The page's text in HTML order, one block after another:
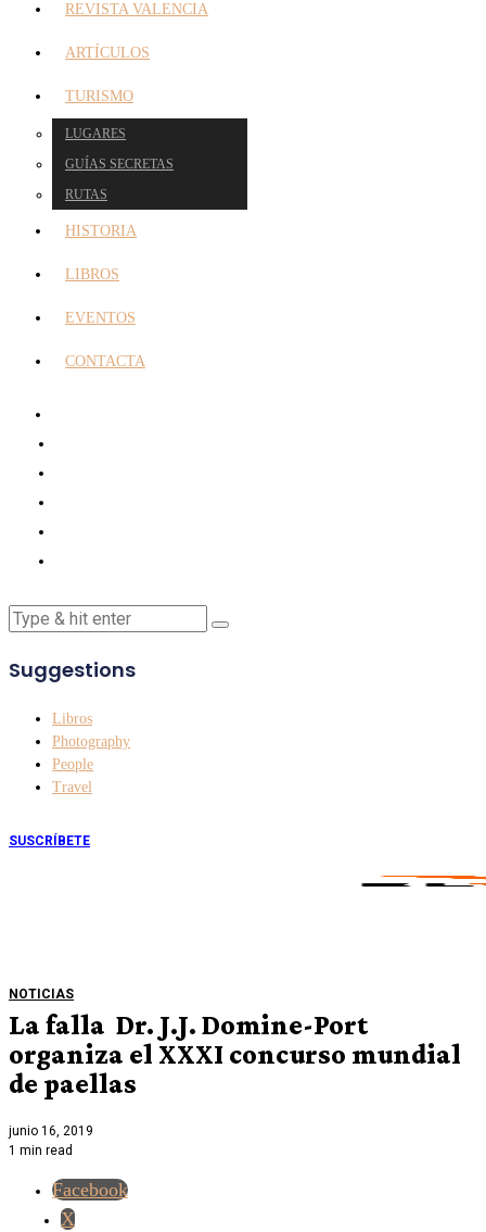
REVISTA VALENCIA
ARTÍCULOS
TURISMO
LUGARES
GUÍAS SECRETAS
RUTAS
HISTORIA
LIBROS
EVENTOS
CONTACTA
Suggestions
Libros
Photography
People
Travel
SUSCRÍBETE
NOTICIAS
La falla Dr. J.J. Domine-Port
organiza el XXXI concurso mundial
de paellas
junio 16, 2019
1 min read
Facebook
X